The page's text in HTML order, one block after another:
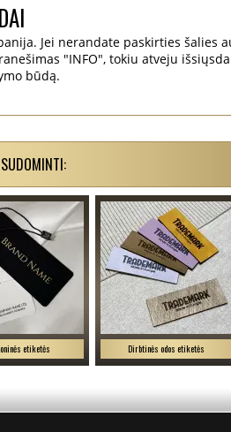
Jei nerandate paskirties šalies
"INFO", tokiu atveju
būdą.
etiketės Dirbtinės odos etiketės